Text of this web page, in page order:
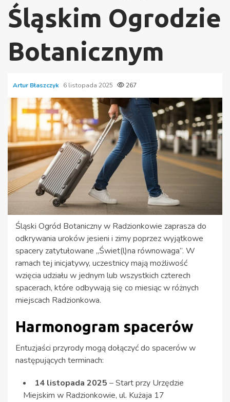
Śląskim Ogrodzie
Botanicznym
Artur Błaszczyk 6 listopada 2025 267
Śląski Ogród Botaniczny w Radzionkowie zaprasza do
odkrywania uroków jesieni i zimy poprzez wyjątkowe
spacery zatytułowane „Świet(l)na równowaga”. W
ramach tej inicjatywy, uczestnicy mają możliwość
wzięcia udziału w jednym lub wszystkich czterech
spacerach, które odbywają się co miesiąc w różnych
miejscach Radzionkowa.
Harmonogram spacerów
Entuzjaści przyrody mogą dołączyć do spacerów w
następujących terminach:
14 listopada 2025 – Start przy Urzędzie
Miejskim w Radzionkowie, ul. Kużaja 17